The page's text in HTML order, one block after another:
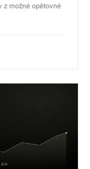
z možné opětovné